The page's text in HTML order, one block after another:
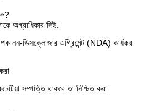
অগ্রাধিকার দিই:
নন-ডিসক্লোজার এগ্রিমেন্ট (NDA) কার্যকর
সম্পত্তি থাকবে তা নিশ্চিত করা